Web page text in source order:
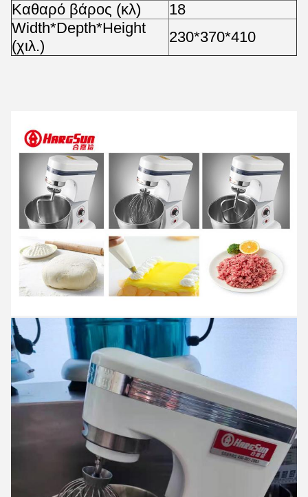
Καθαρό βάρος (κλ)
18
Width*Depth*Height
(χιλ.)
230*370*410